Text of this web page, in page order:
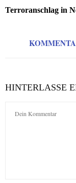
Terroranschlag in
HINTERLASSE